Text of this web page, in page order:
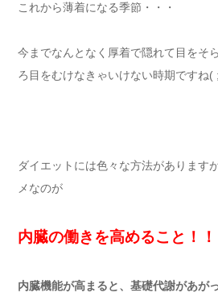
これから薄着になる季節・・・
今までなんとなく厚着で隠れて目をそ
ろ目をむけなきゃいけない時期ですね(
ダイエットには色々な方法があります
メなのが
内臓の働きを高めること！！
内臓機能が高まると、基礎代謝があが